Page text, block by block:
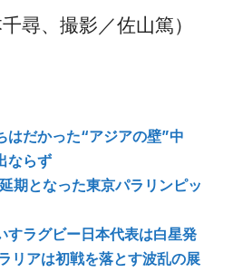
尋、撮影／佐山篤）
はだかった“アジアの壁”中
ならず
期となった東京パラリンピッ
すラグビー日本代表は白星発
リアは初戦を落とす波乱の展